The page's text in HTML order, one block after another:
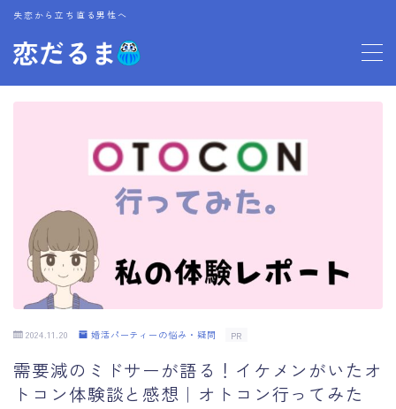
失恋から立ち直る男性へ
MENU
お問い合わせ
2024.11.20 婚活パーティーの悩み・疑問 PR
需要減のミドサーが語る！イケメンがいたオ
トコン体験談と感想｜オトコン行ってみた